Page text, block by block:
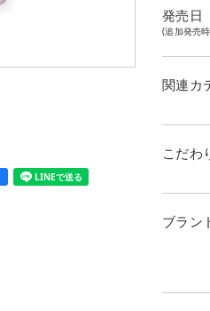
LINEで送る
発売日
(追加発売
関連カ
こだわ
ブラン